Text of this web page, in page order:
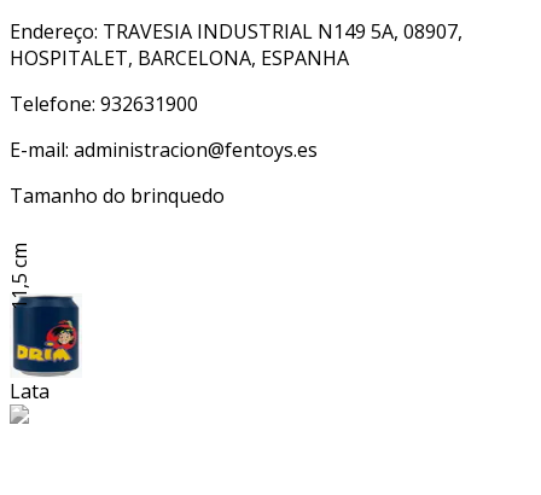
Endereço: TRAVESIA INDUSTRIAL N149 5A, 08907,
HOSPITALET, BARCELONA, ESPANHA
Telefone: 932631900
E-mail: administracion@fentoys.es
Tamanho do brinquedo
11,5 cm
Lata